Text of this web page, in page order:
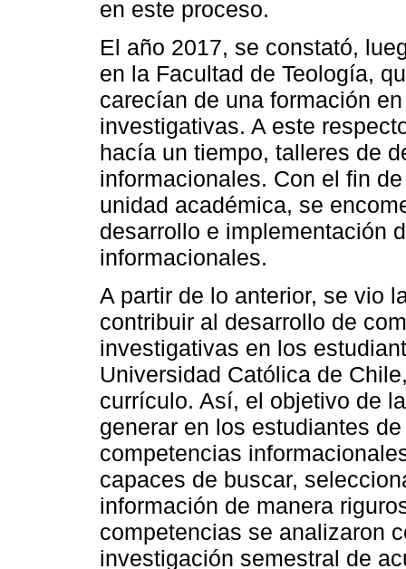
en este proceso.
El año 2017, se constató,
en la Facultad de Teología,
carecían de una formación
investigativas. A este
hacía un tiempo, talleres de
informacionales. Con el fin
unidad académica, se
desarrollo e implementación
informacionales.
A partir de lo anterior, se vio
contribuir al desarrollo de
investigativas en los
Universidad Católica de
currículo. Así, el objetivo de
generar en los estudiantes
competencias
capaces de buscar,
información de manera
competencias se analizaron
investigación semestral de